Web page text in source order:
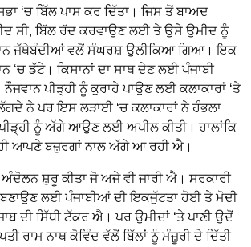
‘ਚ ਬਿੱਲ ਪਾਸ ਕਰ ਦਿੱਤਾ। ਜਿਸ ਤੋਂ ਬਾਅਦ
ਸੀ, ਬਿੱਲ ਰੱਦ ਕਰਵਾਉਣ ਲਈ ਤੇ ਉਸੇ ਉਮੀਦ ਨੂੰ
ਜੱਥੇਬੰਦੀਆਂ ਵਲੋਂ ਸੰਘਰਸ਼ ਉਲੀਕਿਆ ਗਿਆ। ਇਕ
‘ਚ ਡੱਟੇ। ਕਿਸਾਨਾਂ ਦਾ ਸਾਥ ਦੇਣ ਲਈ ਪੰਜਾਬੀ
ਪੀੜ੍ਹੀ ਨੂੰ ਕੁਰਾਹੇ ਪਾਉਣ ਲਈ ਕਲਾਕਾਰਾਂ ‘ਤੇ
ਨੇ ਪਰ ਇਸ ਲੜਾਈ ‘ਚ ਕਲਾਕਾਰਾਂ ਨੇ ਹੰਭਲਾ
ਨੂੰ ਅੱਗੇ ਆਉਣ ਲਈ ਅਪੀਲ ਕੀਤੀ। ਹਾਲਾਂਕਿ
ਆਪਣੇ ਬਜ਼ੁਰਗਾਂ ਨਾਲ ਅੱਗੇ ਆ ਰਹੀ ਐ।
ਸ਼ੁਰੂ ਕੀਤਾ ਜੋ ਅਜੇ ਵੀ ਜਾਰੀ ਐ। ਸਰਕਾਰੀ
ਬਣਾਉਣ ਲਈ ਪੰਜਾਬੀਆਂ ਦੀ ਇਕਜੁੱਟਤਾ ਹੋਈ ਤੇ ਮੋਦੀ
ਦੀ ਸਿੱਧੀ ਟੱਕਰ ਐ। ਪਰ ਉਮੀਦਾਂ ‘ਤੇ ਪਾਣੀ ਉਦੋਂ
ਰਾਮ ਨਾਥ ਕੋਵਿੰਦ ਵੱਲੋਂ ਬਿੱਲਾਂ ਨੂੰ ਮੰਜ਼ੂਰੀ ਦੇ ਦਿੱਤੀ